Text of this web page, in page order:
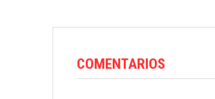
COMENTARIOS